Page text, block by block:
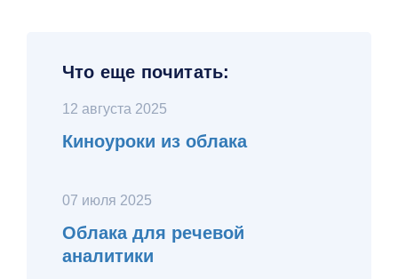
Что еще почитать:
12 августа 2025
Киноуроки из облака
07 июля 2025
Облака для речевой
аналитики